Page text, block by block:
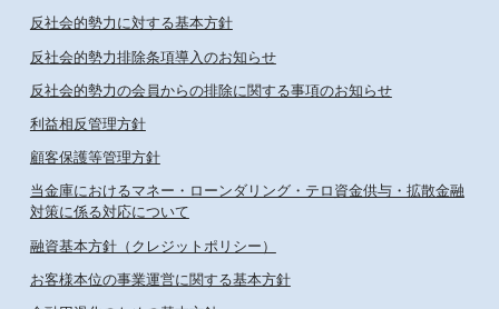
反社会的勢力に対する基本方針
反社会的勢力排除条項導入のお知らせ
反社会的勢力の会員からの排除に関する事項のお知らせ
利益相反管理方針
顧客保護等管理方針
当金庫におけるマネー・ローンダリング・テロ資金供与・拡散金融
対策に係る対応について
融資基本方針（クレジットポリシー）
お客様本位の事業運営に関する基本方針